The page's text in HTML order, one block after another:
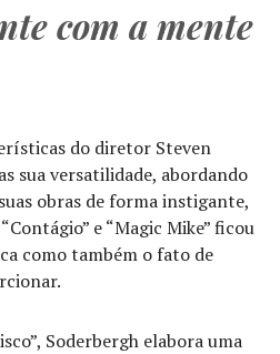
com a mente
do diretor Steven
sua versatilidade, abordando
obras de forma instigante,
e “Magic Mike” ficou
como também o fato de
Soderbergh elabora uma